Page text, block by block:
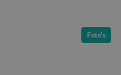
Foto's